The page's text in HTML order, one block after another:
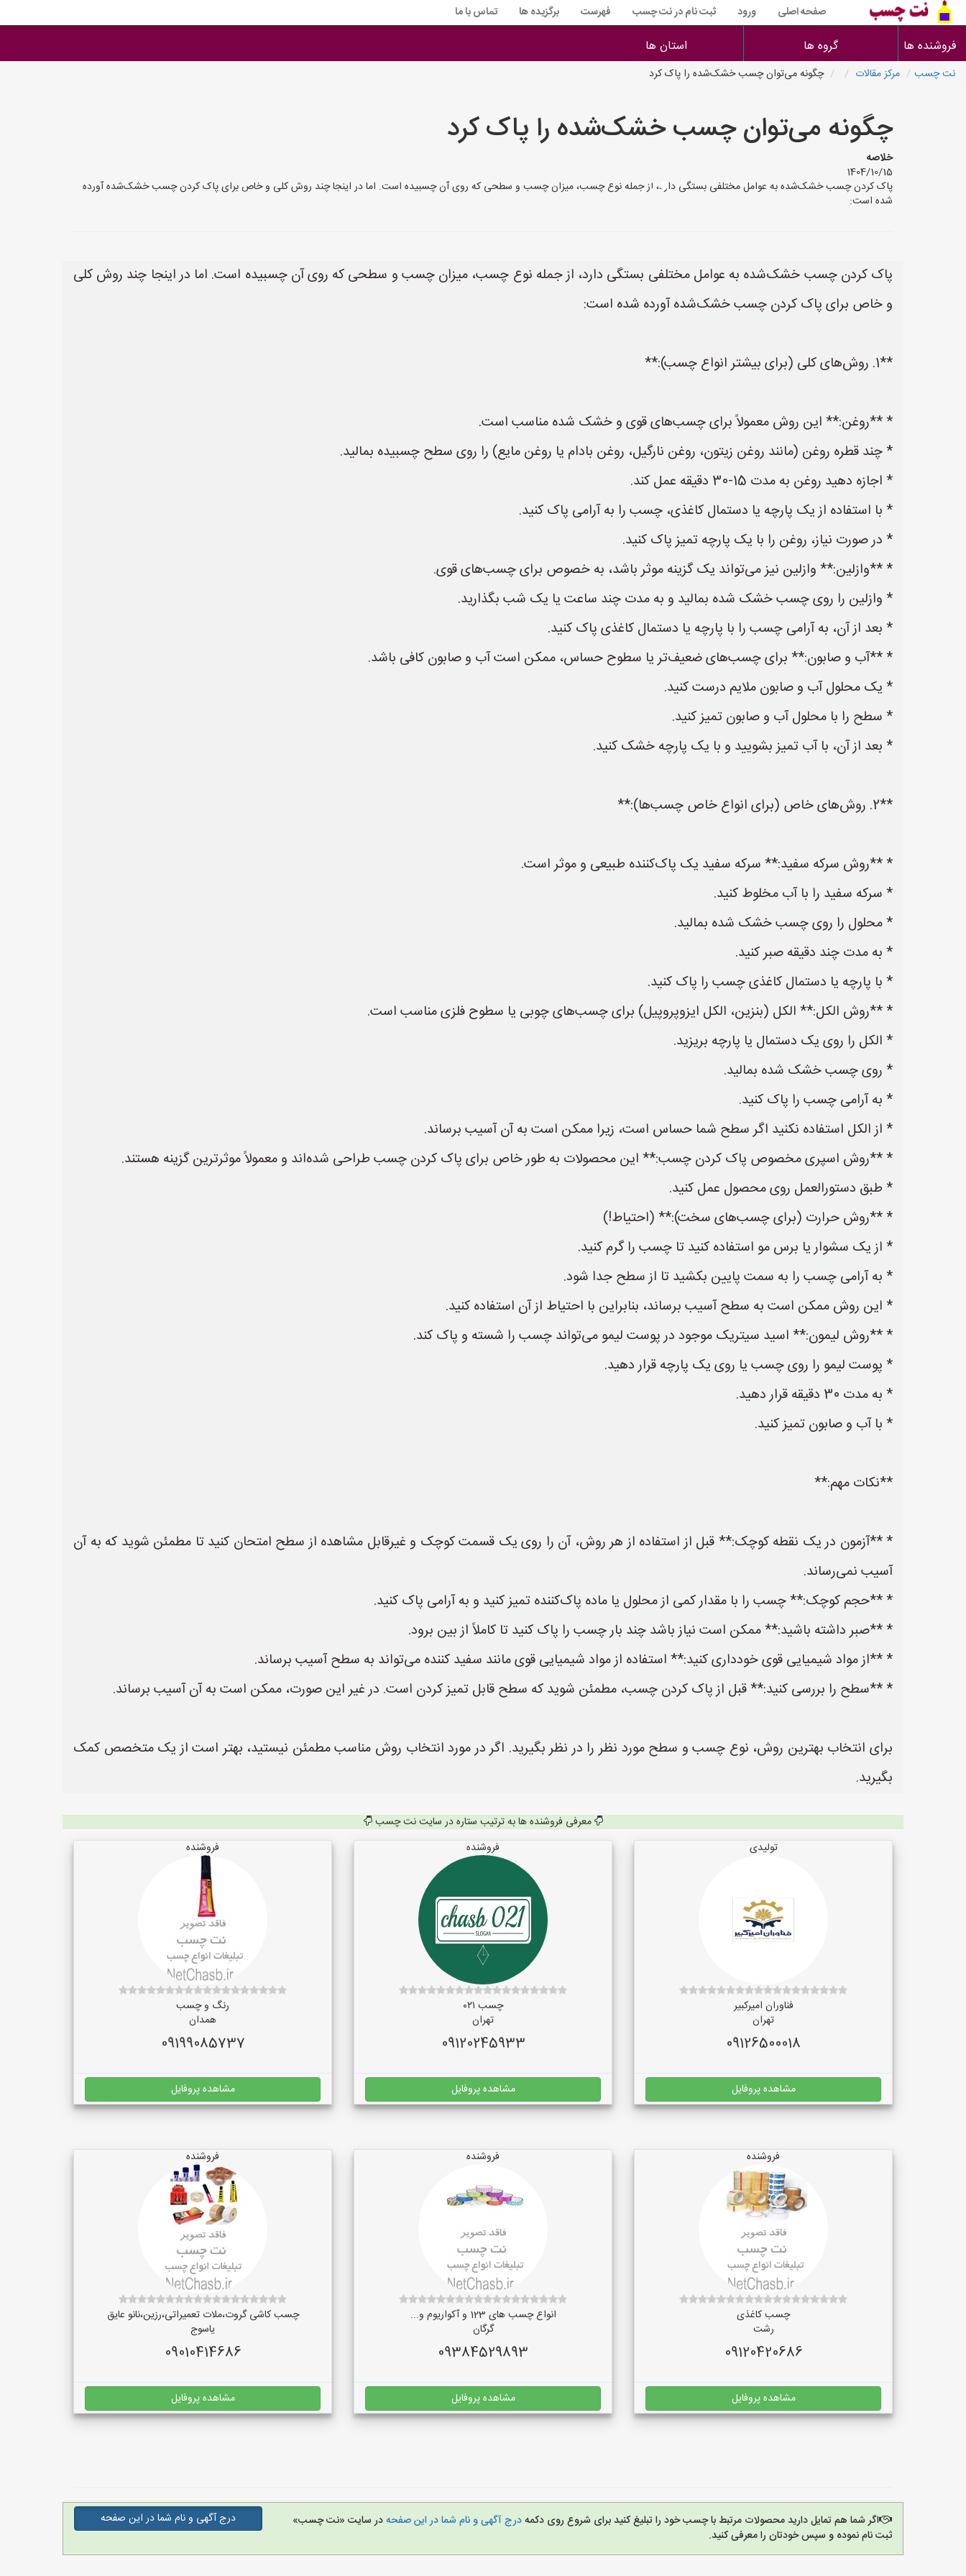
صفحه اصلی ورود ثبت نام در نت چسب فهرست برگزیده ها تماس با ما
فروشنده ها گروه ها استان ها
نت چسب مرکز مقالات چگونه می‌توان چسب خشک‌شده را پاک کرد
چگونه می‌توان چسب خشک‌شده را پاک کرد
خلاصه
1404/10/15
پاک کردن چسب خشک‌شده به عوامل مختلفی بستگی دارد، از جمله نوع چسب، میزان چسب و سطحی که روی آن چسبیده است. اما در اینجا چند روش کلی و خاص برای پاک کردن چسب خشک‌شده آورده
شده است:
پاک کردن چسب خشک‌شده به عوامل مختلفی بستگی دارد، از جمله نوع چسب، میزان چسب و سطحی که روی آن چسبیده است. اما در اینجا چند روش کلی
و خاص برای پاک کردن چسب خشک‌شده آورده شده است:
**1. روش‌های کلی (برای بیشتر انواع چسب):**
* **روغن:** این روش معمولاً برای چسب‌های قوی و خشک شده مناسب است.
* چند قطره روغن (مانند روغن زیتون، روغن نارگیل، روغن بادام یا روغن مایع) را روی سطح چسبیده بمالید.
* اجازه دهید روغن به مدت 15-30 دقیقه عمل کند.
* با استفاده از یک پارچه یا دستمال کاغذی، چسب را به آرامی پاک کنید.
* در صورت نیاز، روغن را با یک پارچه تمیز پاک کنید.
* **وازلین:** وازلین نیز می‌تواند یک گزینه موثر باشد، به خصوص برای چسب‌های قوی.
* وازلین را روی چسب خشک شده بمالید و به مدت چند ساعت یا یک شب بگذارید.
* بعد از آن، به آرامی چسب را با پارچه یا دستمال کاغذی پاک کنید.
* **آب و صابون:** برای چسب‌های ضعیف‌تر یا سطوح حساس، ممکن است آب و صابون کافی باشد.
* یک محلول آب و صابون ملایم درست کنید.
* سطح را با محلول آب و صابون تمیز کنید.
* بعد از آن، با آب تمیز بشویید و با یک پارچه خشک کنید.
**2. روش‌های خاص (برای انواع خاص چسب‌ها):**
* **روش سرکه سفید:** سرکه سفید یک پاک‌کننده طبیعی و موثر است.
* سرکه سفید را با آب مخلوط کنید.
* محلول را روی چسب خشک شده بمالید.
* به مدت چند دقیقه صبر کنید.
* با پارچه یا دستمال کاغذی چسب را پاک کنید.
* **روش الکل:** الکل (بنزین، الکل ایزوپروپیل) برای چسب‌های چوبی یا سطوح فلزی مناسب است.
* الکل را روی یک دستمال یا پارچه بریزید.
* روی چسب خشک شده بمالید.
* به آرامی چسب را پاک کنید.
* از الکل استفاده نکنید اگر سطح شما حساس است، زیرا ممکن است به آن آسیب برساند.
* **روش اسپری مخصوص پاک کردن چسب:** این محصولات به طور خاص برای پاک کردن چسب طراحی شده‌اند و معمولاً موثرترین گزینه هستند.
* طبق دستورالعمل روی محصول عمل کنید.
* **روش حرارت (برای چسب‌های سخت):** (احتیاط!)
* از یک سشوار یا برس مو استفاده کنید تا چسب را گرم کنید.
* به آرامی چسب را به سمت پایین بکشید تا از سطح جدا شود.
* این روش ممکن است به سطح آسیب برساند، بنابراین با احتیاط از آن استفاده کنید.
* **روش لیمون:** اسید سیتریک موجود در پوست لیمو می‌تواند چسب را شسته و پاک کند.
* پوست لیمو را روی چسب یا روی یک پارچه قرار دهید.
* به مدت 30 دقیقه قرار دهید.
* با آب و صابون تمیز کنید.
**نکات مهم:**
* **آزمون در یک نقطه کوچک:** قبل از استفاده از هر روش، آن را روی یک قسمت کوچک و غیرقابل مشاهده از سطح امتحان کنید تا مطمئن شوید که به آن
آسیب نمی‌رساند.
* **حجم کوچک:** چسب را با مقدار کمی از محلول یا ماده پاک‌کننده تمیز کنید و به آرامی پاک کنید.
* **صبر داشته باشید:** ممکن است نیاز باشد چند بار چسب را پاک کنید تا کاملاً از بین برود.
* **از مواد شیمیایی قوی خودداری کنید:** استفاده از مواد شیمیایی قوی مانند سفید کننده می‌تواند به سطح آسیب برساند.
* **سطح را بررسی کنید:** قبل از پاک کردن چسب، مطمئن شوید که سطح قابل تمیز کردن است. در غیر این صورت، ممکن است به آن آسیب برساند.
برای انتخاب بهترین روش، نوع چسب و سطح مورد نظر را در نظر بگیرید. اگر در مورد انتخاب روش مناسب مطمئن نیستید، بهتر است از یک متخصص کمک
بگیرید.
معرفی فروشنده ها به ترتیب ستاره در سایت نت چسب
تولیدی
فناوران امیرکبیر
تهران
09126500018
مشاهده پروفایل
فروشنده
چسب ۰۲۱
تهران
09120245933
مشاهده پروفایل
فروشنده
رنگ و چسب
همدان
09199085737
مشاهده پروفایل
فروشنده
چسب کاغذی
رشت
09120420686
مشاهده پروفایل
فروشنده
انواع چسب های 123 و آکواریوم و...
گرگان
09384529893
مشاهده پروفایل
فروشنده
چسب کاشی گروت،ملات تعمیراتی،رزین،نانو عایق
یاسوج
09010414686
مشاهده پروفایل
اگر شما هم تمایل دارید محصولات مرتبط با چسب خود را تبلیغ کنید برای شروع روی دکمهدرج آگهی و نام شما در این صفحهدر سایت «نت چسب»
ثبت نام نموده و سپس خودتان را معرفی کنید.
درج آگهی و نام شما در این صفحه